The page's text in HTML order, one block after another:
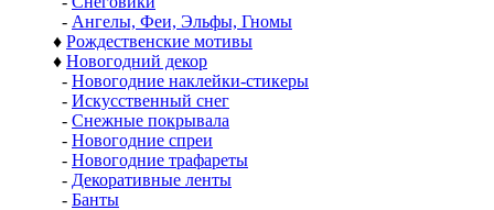
- Ангелы, Феи, Эльфы, Гномы
♦ Рождественские мотивы
♦ Новогодний декор
- Новогодние наклейки-стикеры
- Искусственный снег
- Снежные покрывала
- Новогодние спреи
- Новогодние трафареты
- Декоративные ленты
- Банты